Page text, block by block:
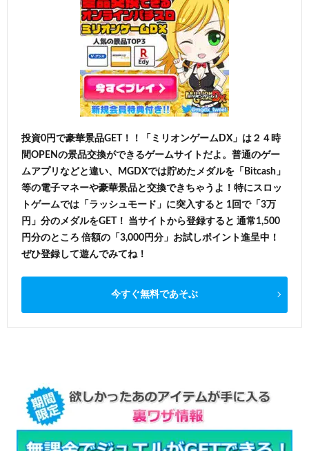
投資0円で豪華景品GET！！「ミリオンゲームDX」は２４時
間OPENの景品交換ができるゲームサイトだよ。普通のゲー
ムアプリなどと違い、MGDXでは貯めたメダルを「Bitcash」
等の電子マネーや豪華景品と交換できちゃうよ！特にスロッ
トゲームでは「ラッシュモード」に突入すると 1回で「3万
円」分のメダルをGET！ 当サイトから登録すると 通常1,500
円分のところ 倍額の「3,000円分」お試しポイント進呈中！
ぜひ登録して遊んでみてね！
今すぐ無料であそぶ